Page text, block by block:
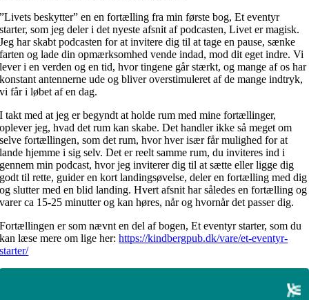
”Livets beskytter” en en fortælling fra min første bog, Et eventyr
starter, som jeg deler i det nyeste afsnit af podcasten, Livet er magisk.
Jeg har skabt podcasten for at invitere dig til at tage en pause, sænke
farten og lade din opmærksomhed vende indad, mod dit eget indre. Vi
lever i en verden og en tid, hvor tingene går stærkt, og mange af os har
konstant antennerne ude og bliver overstimuleret af de mange indtryk,
vi får i løbet af en dag.
I takt med at jeg er begyndt at holde rum med mine fortællinger,
oplever jeg, hvad det rum kan skabe. Det handler ikke så meget om
selve fortællingen, som det rum, hvor hver især får mulighed for at
lande hjemme i sig selv. Det er reelt samme rum, du inviteres ind i
gennem min podcast, hvor jeg inviterer dig til at sætte eller ligge dig
godt til rette, guider en kort landingsøvelse, deler en fortælling med dig
og slutter med en blid landing. Hvert afsnit har således en fortælling og
varer ca 15-25 minutter og kan høres, når og hvornår det passer dig.
Fortællingen er som nævnt en del af bogen, Et eventyr starter, som du
kan læse mere om lige her:https://kindbergpub.dk/vare/et-eventyr-
starter/